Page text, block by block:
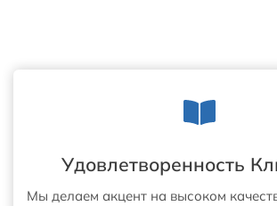
Удовлетворенность
Мы делаем акцент на высоком